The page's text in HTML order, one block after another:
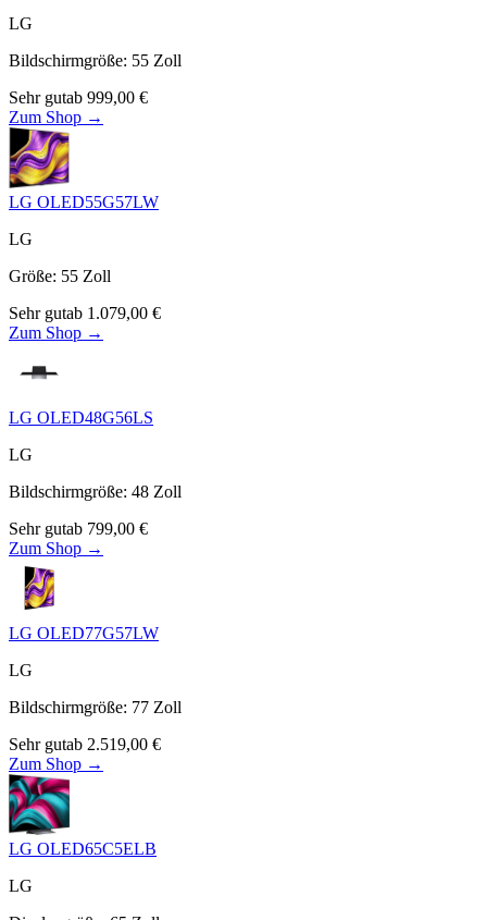
LG
Bildschirmgröße: 55 Zoll
Sehr gutab 999,00 €
Zum Shop →
LG OLED55G57LW
LG
Größe: 55 Zoll
Sehr gutab 1.079,00 €
Zum Shop →
LG OLED48G56LS
LG
Bildschirmgröße: 48 Zoll
Sehr gutab 799,00 €
Zum Shop →
LG OLED77G57LW
LG
Bildschirmgröße: 77 Zoll
Sehr gutab 2.519,00 €
Zum Shop →
LG OLED65C5ELB
LG